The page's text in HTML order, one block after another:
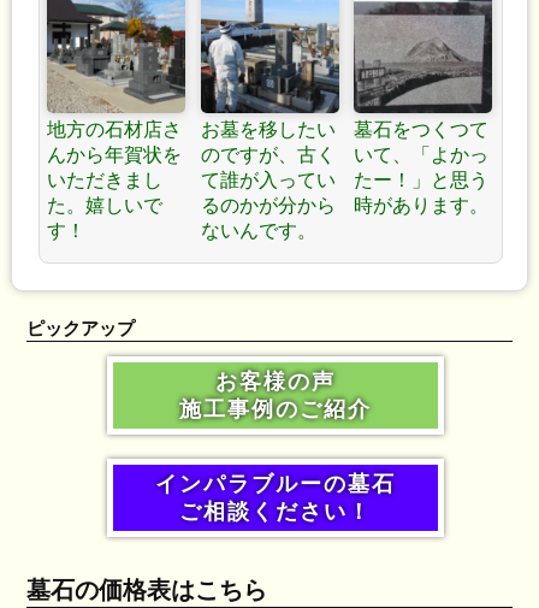
地方の石材店さ
んから年賀状を
いただきまし
た。嬉しいで
す！
お墓を移したい
のですが、古く
て誰が入ってい
るのかが分から
ないんです。
墓石をつくつて
いて、「よかっ
たー！」と思う
時があります。
ピックアップ
お客様の声
施工事例のご紹介
インパラブルーの墓石
ご相談ください！
墓石の価格表はこちら